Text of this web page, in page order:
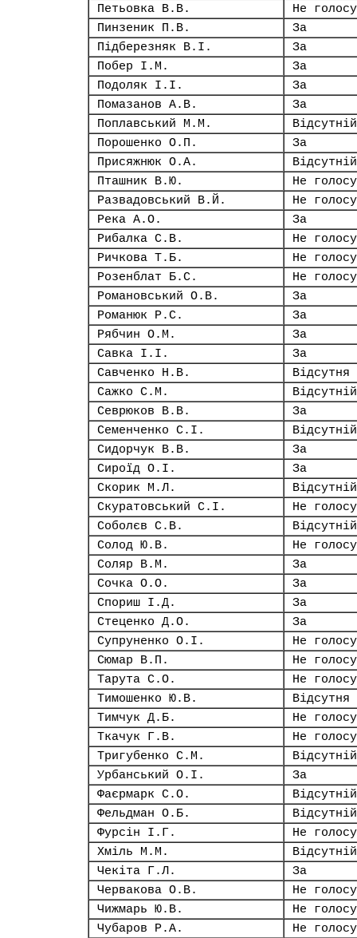
Петьовка В.В.
Не
Пинзеник П.В.
За
Підберезняк В.І.
За
Побер І.М.
За
Подоляк І.І.
За
Помазанов А.В.
За
Поплавський М.М.
Відсутній
Порошенко О.П.
За
Присяжнюк О.А.
Відсутній
Пташник В.Ю.
Не
Развадовський В.Й.
Не
Река А.О.
За
Рибалка С.В.
Не
Ричкова Т.Б.
Не
Розенблат Б.С.
Не
Романовський О.В.
За
Романюк Р.С.
За
Рябчин О.М.
За
Савка І.І.
За
Савченко Н.В.
Відсутня
Сажко С.М.
Відсутній
Севрюков В.В.
За
Семенченко С.І.
Відсутній
Сидорчук В.В.
За
Сироїд О.І.
За
Скорик М.Л.
Відсутній
Скуратовський С.І.
Не
Соболєв С.В.
Відсутній
Солод Ю.В.
Не
Соляр В.М.
За
Сочка О.О.
За
Спориш І.Д.
За
Стеценко Д.О.
За
Супруненко О.І.
Не
Сюмар В.П.
Не
Тарута С.О.
Не
Тимошенко Ю.В.
Відсутня
Тимчук Д.Б.
Не
Ткачук Г.В.
Не
Тригубенко С.М.
Відсутній
Урбанський О.І.
За
Фаєрмарк С.О.
Відсутній
Фельдман О.Б.
Відсутній
Фурсін І.Г.
Не
Хміль М.М.
Відсутній
Чекіта Г.Л.
За
Червакова О.В.
Не
Чижмарь Ю.В.
Не
Чубаров Р.А.
Не